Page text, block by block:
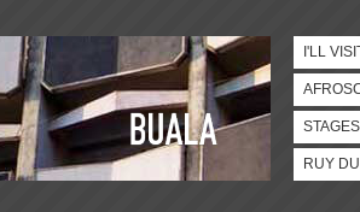
I'LL
STAGES
RUY